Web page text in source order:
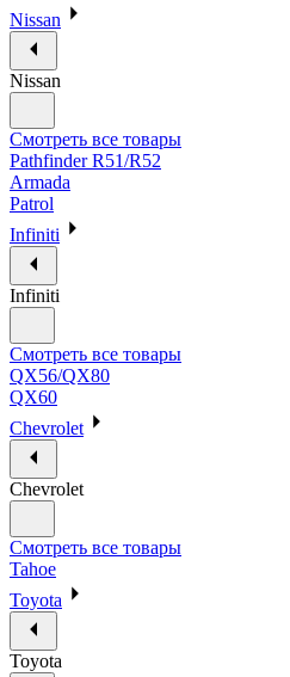
Nissan
Nissan
Смотреть все товары
Pathfinder R51/R52
Armada
Patrol
Infiniti
Infiniti
Смотреть все товары
QX56/QX80
QX60
Chevrolet
Chevrolet
Смотреть все товары
Tahoe
Toyota
Toyota